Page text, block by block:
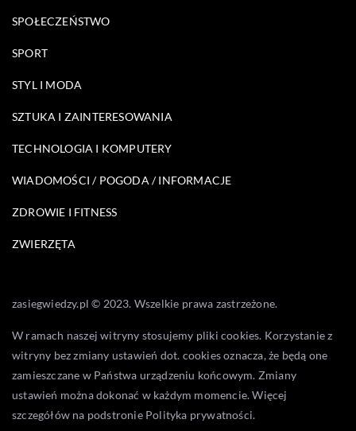
SPOŁECZEŃSTWO
SPORT
STYL I MODA
SZTUKA I ZAINTERESOWANIA
TECHNOLOGIA I KOMPUTERY
WIADOMOŚCI / POGODA / INFORMACJE
ZDROWIE I FITNESS
ZWIERZĘTA
zasiegwiedzy.pl © 2023. Wszelkie prawa zastrzeżone.
W ramach naszej witryny stosujemy pliki cookies. Korzystanie z
witryny bez zmiany ustawień dot. cookies oznacza, że będą one
zamieszczane w Państwa urządzeniu końcowym. Zmiany
ustawień można dokonać w każdym momencie. Więcej
szczegółów na podstronie Polityka prywatności.